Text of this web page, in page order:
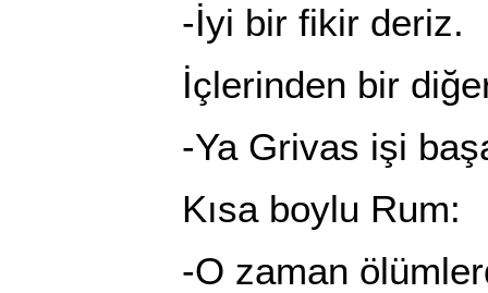
-İyi bir fikir deriz.
İçlerinden bir
-Ya Grivas işi
Kısa boylu Rum:
-O zaman